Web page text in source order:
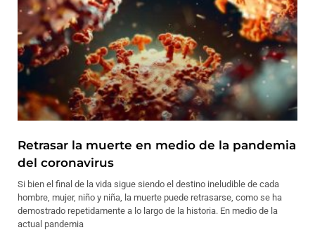
Retrasar la muerte en medio de la pandemia
del coronavirus
Si bien el final de la vida sigue siendo el destino ineludible de cada
hombre, mujer, niño y niña, la muerte puede retrasarse, como se ha
demostrado repetidamente a lo largo de la historia. En medio de la
actual pandemia